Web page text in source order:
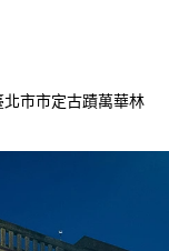
市市定古蹟萬華林